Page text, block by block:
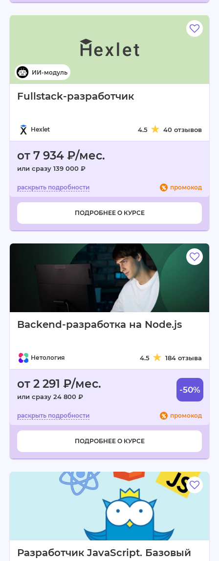
Fullstack-разработчик
Hexlet 4.5 40 отзывов
от 7 934 ₽/мес.
или сразу 139 000 ₽
промокод
ПОДРОБНЕЕ О КУРСЕ
Backend-разработка на Node.js
Нетология 4.5 184 отзыва
от 2 291 ₽/мес.
или сразу 24 800 ₽
-50%
промокод
ПОДРОБНЕЕ О КУРСЕ
Разработчик JavaScript. Базовый